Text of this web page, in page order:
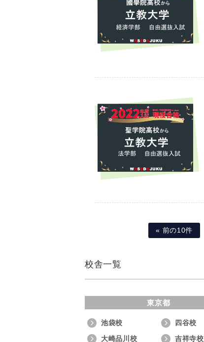
« 前の10件
校舎一覧
東京都
池袋校
四谷校
大崎品川校
吉祥寺校